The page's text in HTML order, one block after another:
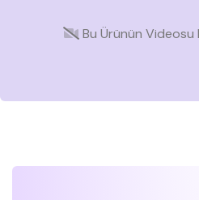
Bu Ürünün Videosu